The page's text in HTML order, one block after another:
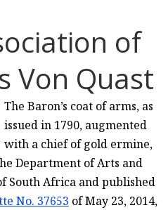
of
Von Quast
The Baron’s coat of arms, as
issued in 1790, augmented
with a chief of gold ermine,
Department of Arts and
South Africa and published
No. 37653 of May 23, 2014,